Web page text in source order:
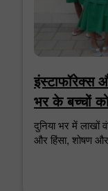
इंस्टाफॉरेक्स
भर के बच्चों
दुनिया भर में लाखों
और हिंसा, शोषण